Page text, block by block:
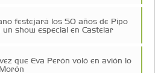
festejará los 50 años de Pipo
show especial en Castelar
que Eva Perón voló en avión lo